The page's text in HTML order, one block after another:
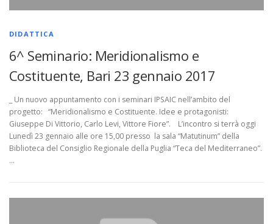
DIDATTICA
6^ Seminario: Meridionalismo e
Costituente, Bari 23 gennaio 2017
_ Un nuovo appuntamento con i seminari IPSAIC nell’ambito del
progetto: “Meridionalismo e Costituente. Idee e protagonisti:
Giuseppe Di Vittorio, Carlo Levi, Vittore Fiore”. L’incontro si terrà oggi
Lunedì 23 gennaio alle ore 15,00 presso la sala “Matutinum” della
Biblioteca del Consiglio Regionale della Puglia “Teca del Mediterraneo”.
…